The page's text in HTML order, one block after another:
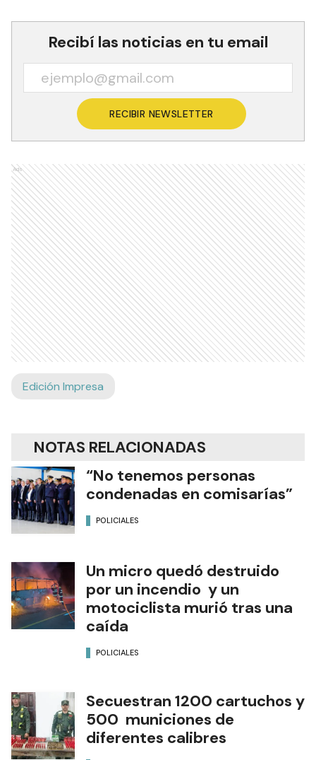
Recibí las noticias en tu email
RECIBIR NEWSLETTER
Ads
Edición Impresa
NOTAS RELACIONADAS
“No tenemos personas
condenadas en comisarías”
POLICIALES
Un micro quedó destruido
por un incendio y un
motociclista murió tras una
caída
POLICIALES
Secuestran 1200 cartuchos y
500 municiones de
diferentes calibres